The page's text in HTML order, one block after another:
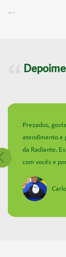
Prezados,
atendimento e
da Radiante.
com vocês e